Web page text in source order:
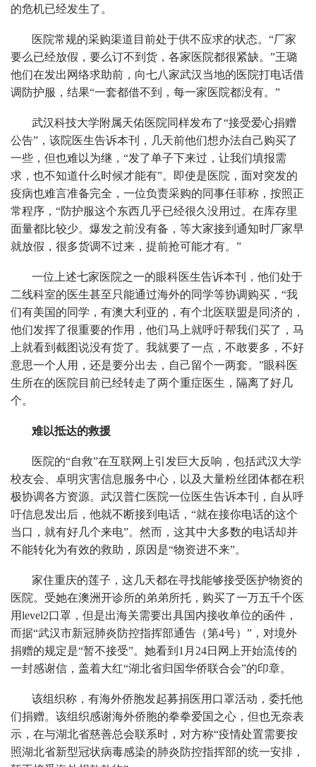
的危机已经发生了。
医院常规的采购渠道目前处于供不应求的状态。“厂家
要么已经放假，要么订不到货，各家医院都很紧缺。”王璐
他们在发出网络求助前，向七八家武汉当地的医院打电话借
调防护服，结果“一套都借不到，每一家医院都没有。”
武汉科技大学附属天佑医院同样发布了“接受爱心捐赠
公告”，该院医生告诉本刊，几天前他们想办法自己购买了
一些，但也难以为继，“发了单子下来过，让我们填报需
求，也不知道什么时候才能有”。即使是医院，面对突发的
疫病也难言准备完全，一位负责采购的同事任菲称，按照正
常程序，“防护服这个东西几乎已经很久没用过。在库存里
面量都比较少。爆发之前没有备，等大家接到通知时厂家早
就放假，很多货调不过来，提前抢可能才有。”
一位上述七家医院之一的眼科医生告诉本刊，他们处于
二线科室的医生甚至只能通过海外的同学等协调购买，“我
们有美国的同学，有澳大利亚的，有个北医联盟是同济的，
他们发挥了很重要的作用，他们马上就呼吁帮我们买了，马
上就看到截图说没有货了。我就要了一点，不敢要多，不好
意思一个人用，还是要分出去，自己留个一两套。”眼科医
生所在的医院目前已经转走了两个重症医生，隔离了好几
个。
难以抵达的救援
医院的“自救”在互联网上引发巨大反响，包括武汉大学
校友会、卓明灾害信息服务中心，以及大量粉丝团体都在积
极协调各方资源。武汉普仁医院一位医生告诉本刊，自从呼
吁信息发出后，他就不断接到电话，“就在接你电话的这个
当口，就有好几个来电”。然而，这其中大多数的电话却并
不能转化为有效的救助，原因是“物资进不来”。
家住重庆的莲子，这几天都在寻找能够接受医护物资的
医院。受她在澳洲开诊所的弟弟所托，购买了一万五千个医
用level2口罩，但是出海关需要出具国内接收单位的函件，
而据“武汉市新冠肺炎防控指挥部通告（第4号）”，对境外
捐赠的规定是“暂不接受”。她看到1月24日网上开始流传的
一封感谢信，盖着大红“湖北省归国华侨联合会”的印章。
该组织称，有海外侨胞发起募捐医用口罩活动，委托他
们捐赠。该组织感谢海外侨胞的拳拳爱国之心，但也无奈表
示，在与湖北省慈善总会联系时，对方称“疫情处置需要按
照湖北省新型冠状病毒感染的肺炎防控指挥部的统一安排，